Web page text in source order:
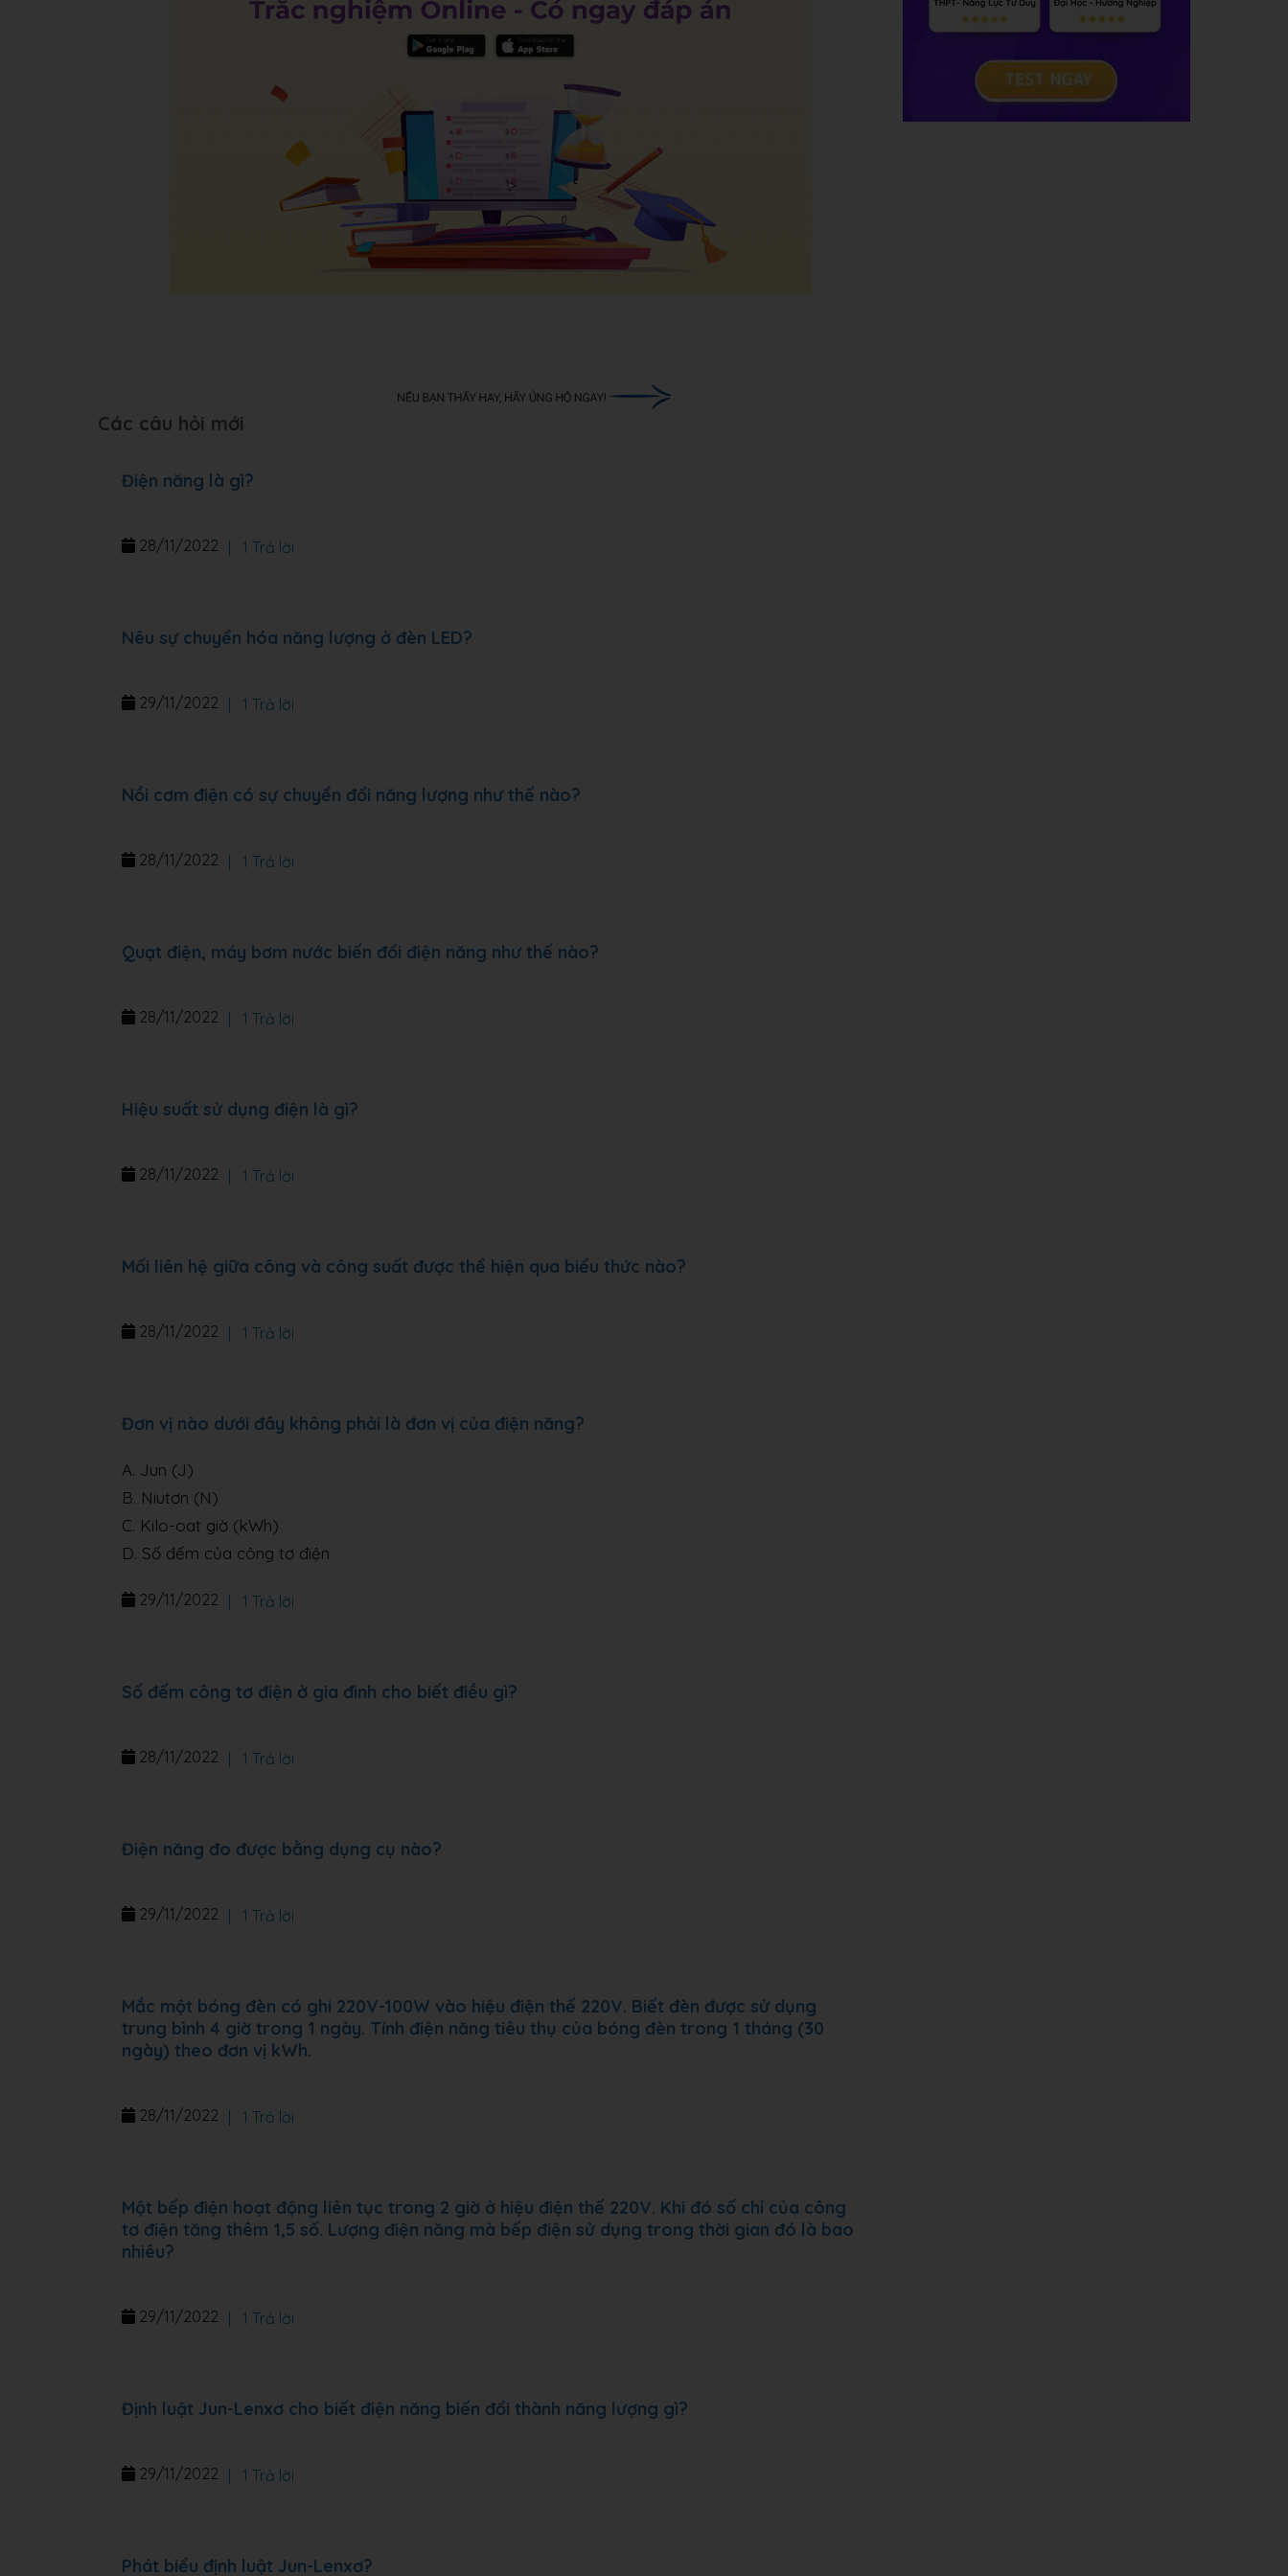
Các câu hỏi mới
Điện năng là gì?
28/11/2022 1 Trả lời
Nêu sự chuyển hóa năng lượng ở đèn LED?
29/11/2022 1 Trả lời
Nồi cơm điện có sự chuyển đổi năng lượng như thế nào?
28/11/2022 1 Trả lời
Quạt điện, máy bơm nước biến đổi điện năng như thế nào?
28/11/2022 1 Trả lời
Hiệu suất sử dụng điện là gì?
28/11/2022 1 Trả lời
Mối liên hệ giữa công và công suất được thể hiện qua biểu thức nào?
28/11/2022 1 Trả lời
Đơn vị nào dưới đây không phải là đơn vị của điện năng?
A. Jun (J)
B. Niutơn (N)
C. Kilo-oat giờ (kWh)
D. Số đếm của công tơ điện
29/11/2022 1 Trả lời
Số đếm công tơ điện ở gia đình cho biết điều gì?
28/11/2022 1 Trả lời
Điện năng đo được bằng dụng cụ nào?
29/11/2022 1 Trả lời
Mắc một bóng đèn có ghi 220V-100W vào hiệu điện thế 220V. Biết đèn được sử dụng
trung bình 4 giờ trong 1 ngày. Tính điện năng tiêu thụ của bóng đèn trong 1 tháng (30
ngày) theo đơn vị kWh.
28/11/2022 1 Trả lời
Một bếp điện hoạt động liên tục trong 2 giờ ở hiệu điện thế 220V. Khi đó số chỉ của công
tơ điện tăng thêm 1,5 số. Lượng điện năng mà bếp điện sử dụng trong thời gian đó là bao
nhiêu?
29/11/2022 1 Trả lời
Định luật Jun-Lenxơ cho biết điện năng biến đổi thành năng lượng gì?
29/11/2022 1 Trả lời
Phát biểu định luật Jun-Lenxơ?